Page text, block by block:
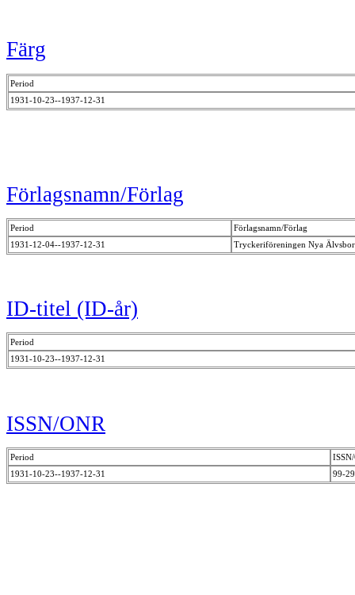
Färg
Period
1931-10-23--1937-12-31
Förlagsnamn/Förlag
Period
Förlagsnamn/Förlag
1931-12-04--1937-12-31
Tryckeriföreningen Nya
ID-titel (ID-år)
Period
1931-10-23--1937-12-31
ISSN/ONR
Period
1931-10-23--1937-12-31
99-